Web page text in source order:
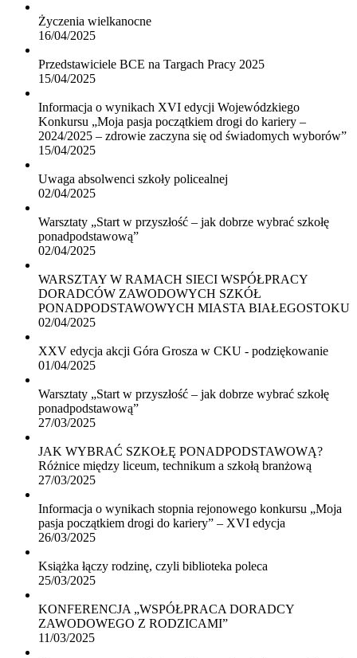
Życzenia wielkanocne
16/04/2025
Przedstawiciele BCE na Targach Pracy 2025
15/04/2025
Informacja o wynikach XVI edycji Wojewódzkiego
Konkursu „Moja pasja początkiem drogi do kariery –
2024/2025 – zdrowie zaczyna się od świadomych wyborów”
15/04/2025
Uwaga absolwenci szkoły policealnej
02/04/2025
Warsztaty „Start w przyszłość – jak dobrze wybrać szkołę
ponadpodstawową”
02/04/2025
WARSZTAY W RAMACH SIECI WSPÓŁPRACY
DORADCÓW ZAWODOWYCH SZKÓŁ
PONADPODSTAWOWYCH MIASTA BIAŁEGOSTOKU
02/04/2025
XXV edycja akcji Góra Grosza w CKU - podziękowanie
01/04/2025
Warsztaty „Start w przyszłość – jak dobrze wybrać szkołę
ponadpodstawową”
27/03/2025
JAK WYBRAĆ SZKOŁĘ PONADPODSTAWOWĄ?
Różnice między liceum, technikum a szkołą branżową
27/03/2025
Informacja o wynikach stopnia rejonowego konkursu „Moja
pasja początkiem drogi do kariery” – XVI edycja
26/03/2025
Książka łączy rodzinę, czyli biblioteka poleca
25/03/2025
KONFERENCJA „WSPÓŁPRACA DORADCY
ZAWODOWEGO Z RODZICAMI”
11/03/2025